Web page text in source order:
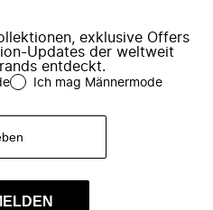
exklusive Offers
Updates der weltweit
entdeckt.
Ich mag Männermode